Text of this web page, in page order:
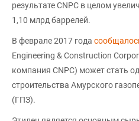
результате CNPC в целом
1,10 млрд баррелей.
В феврале 2017 года
Engineering & Construction
компания CNPC) может стать
строительства Амурского
(ГПЗ).